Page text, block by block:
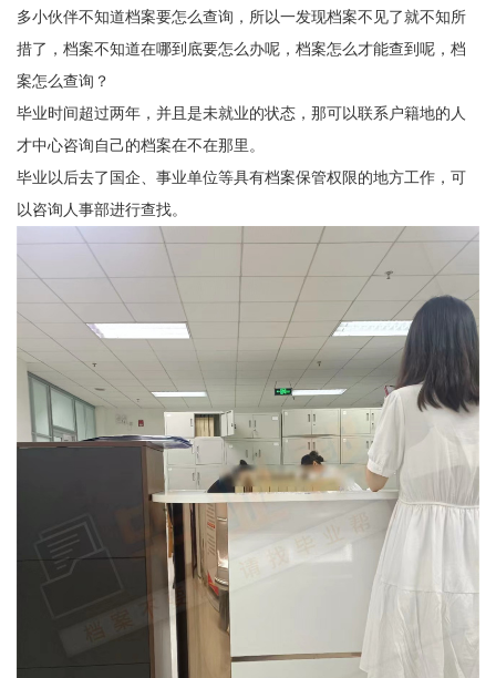
多小伙伴不知道档案要怎么查询，所以一发现档案不见了就不知所
措了，档案不知道在哪到底要怎么办呢，档案怎么才能查到呢，档
案怎么查询？
毕业时间超过两年，并且是未就业的状态，那可以联系户籍地的人
才中心咨询自己的档案在不在那里。
毕业以后去了国企、事业单位等具有档案保管权限的地方工作，可
以咨询人事部进行查找。